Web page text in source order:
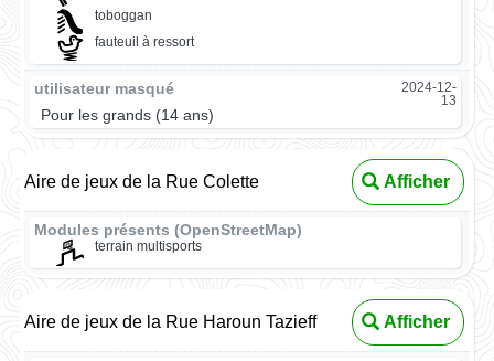
toboggan
fauteuil à ressort
utilisateur masqué
2024-12-
13
Pour les grands (14 ans)
Aire de jeux de la Rue Colette Afficher
Modules présents (OpenStreetMap)
terrain multisports
Aire de jeux de la Rue Haroun Tazieff Afficher